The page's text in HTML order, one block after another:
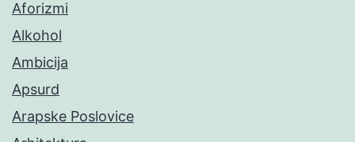
Aforizmi
Alkohol
Ambicija
Apsurd
Arapske Poslovice